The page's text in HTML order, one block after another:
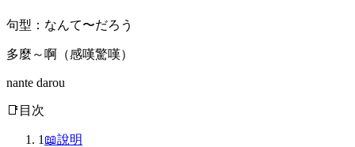
句型 ： なんて〜だろう
多麼～啊（感嘆驚嘆）
nante darou
📑 目次
1 📖說明